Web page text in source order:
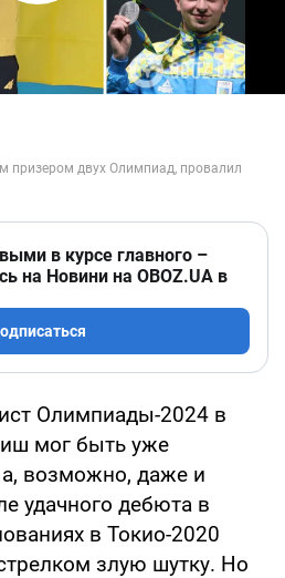
в курсе главного –
на Новини на OBOZ.UA в
Олимпиады-2024 в
мог быть уже
а, возможно, даже и
удачного дебюта в
в Токио-2020
злую шутку. Но